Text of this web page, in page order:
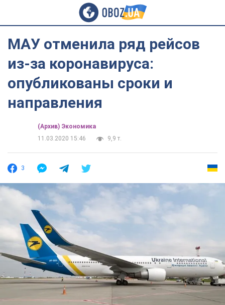
МАУ отменила ряд рейсов
из-за коронавируса:
опубликованы сроки и
направления
(Архив) Экономика
11.03.2020 15:46
9,9 т.
3